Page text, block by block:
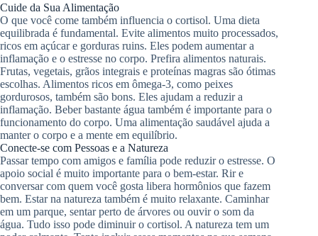
Cuide da Sua Alimentação
O que você come também influencia o cortisol. Uma dieta
equilibrada é fundamental. Evite alimentos muito processados,
ricos em açúcar e gorduras ruins. Eles podem aumentar a
inflamação e o estresse no corpo. Prefira alimentos naturais.
Frutas, vegetais, grãos integrais e proteínas magras são ótimas
escolhas. Alimentos ricos em ômega-3, como peixes
gordurosos, também são bons. Eles ajudam a reduzir a
inflamação. Beber bastante água também é importante para o
funcionamento do corpo. Uma alimentação saudável ajuda a
manter o corpo e a mente em equilíbrio.
Conecte-se com Pessoas e a Natureza
Passar tempo com amigos e família pode reduzir o estresse. O
apoio social é muito importante para o bem-estar. Rir e
conversar com quem você gosta libera hormônios que fazem
bem. Estar na natureza também é muito relaxante. Caminhar
em um parque, sentar perto de árvores ou ouvir o som da
água. Tudo isso pode diminuir o cortisol. A natureza tem um